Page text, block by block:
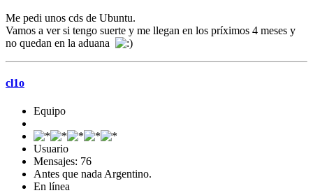
Me pedi unos cds de Ubuntu.
Vamos a ver si tengo suerte y me llegan en los príximos 4 meses y
no quedan en la aduana
cl1o
Equipo
Usuario
Mensajes: 76
Antes que nada Argentino.
En línea